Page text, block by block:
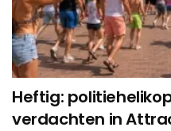
Heftig:
verdachten in